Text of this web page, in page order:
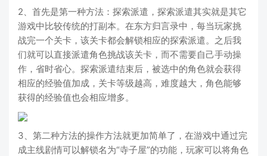
2、首先是第一种方法：探索派遣，探索派遣其实就是其它
游戏中比较传统的打副本。在东方归言录中，每当玩家挑
战完一个关卡，该关卡都会解锁相应的探索派遣。之后我
们就可以直接派遣角色挑战该关卡，而不需要自己手动操
作，省时省心。探索派遣结束后，被选中的角色就会获得
相应的经验值加成，关卡等级越高，难度越大，角色能够
获得的经验值也会相应增多。
3、第二种方法的操作方法就更加简单了，在游戏中通过完
成主线剧情可以解锁名为“寺子屋”的功能，玩家可以将角色